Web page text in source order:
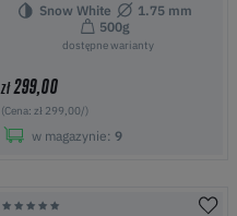
Snow White
1.75 mm
500g
dostępne warianty
zł299,00
(Cena: zł 299,00/)
w magazynie: 9